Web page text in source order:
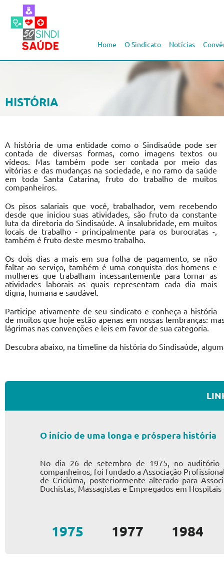
Notícias
O Sindicato
Home
HISTÓRIA
A história de uma entidade como o Sindisaúde pode ser
contada de diversas formas, como imagens textos ou
vídeos. Mas também pode ser contada por meio das
vitórias e das mudanças na sociedade, e no ramo da saúde
em toda Santa Catarina, fruto do trabalho de muitos
companheiros.
Os pisos salariais que você, trabalhador, vem recebendo
desde que iniciou suas atividades, são fruto da constante
luta da diretoria do Sindisaúde. A insalubridade, em muitos
locais de trabalho - principalmente para os burocratas -,
também é fruto deste mesmo trabalho.
Os dois dias a mais em sua folha de pagamento, se não
faltar ao serviço, também é uma conquista dos homens e
mulheres que trabalham incessantemente para tornar as
atividades laborais as quais representam cada dia mais
digna, humana e saudável.
Participe ativamente de seu sindicato e conheça a história
de muitos que hoje estão apenas em nossas lembranças:
lágrimas nas convenções e leis em favor de sua categoria.
Descubra abaixo, na timeline da história do Sindisaúde,
O início de uma longa e próspera história
No dia 26 de setembro de 1975, no auditório
companheiros, foi fundado a Associação
de Criciúma, posteriormente alterado para
Duchistas, Massagistas e Empregados em
1975 1977 1984